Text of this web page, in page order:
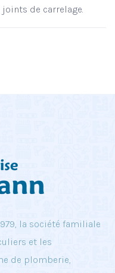
de carrelage.
la société familiale
et les
de plomberie,